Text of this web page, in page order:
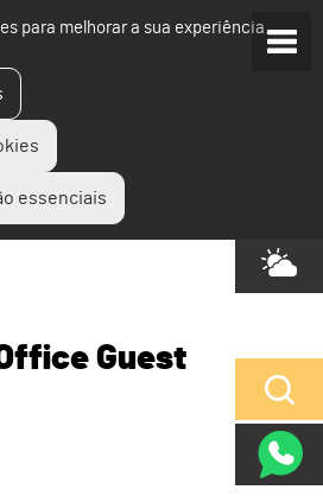
para melhorar a sua experiência.
essenciais
Guest